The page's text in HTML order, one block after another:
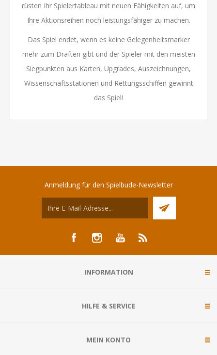
rüsten Ihr Spielertableau mit neuen Fähigkeiten auf, um
Ihre Aktionsreihen noch leistungsfähiger zu machen.
Das Spiel endet, wenn es keine Gelegenheitsmarker
mehr zum Draften gibt und der Spieler mit den meisten
Siegpunkten aus Karten, Upgrades, Auszeichnungen,
Wissenschaftsstationen und Rettungsschiffen gewinnt
das Spiel!
Anmeldung für den Spielbude-Newsletter
INFORMATION
HILFE & SERVICE
MEIN KONTO